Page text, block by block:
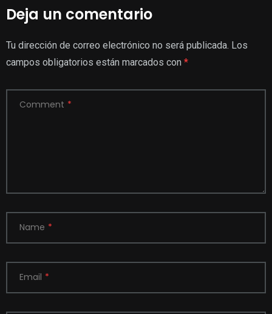
Deja un comentario
Tu dirección de correo electrónico no será publicada. Los
campos obligatorios están marcados con *
Comment *
Name *
Email *